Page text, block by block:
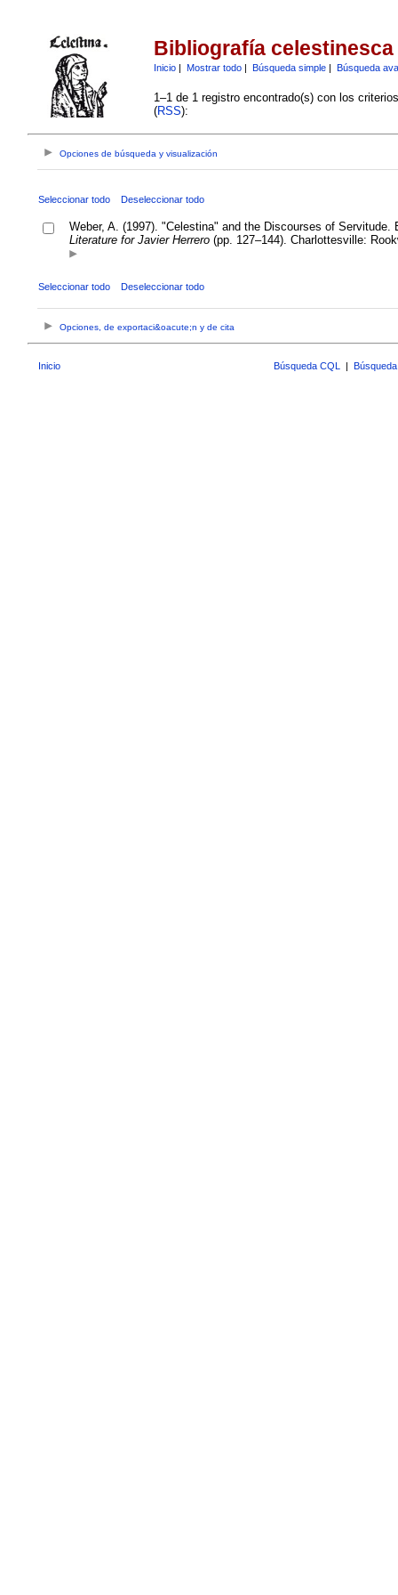
Bibliografía celestinesca
Inicio| Mostrar todo| Búsqueda simple| Búsqueda
1–1 de 1 registro encontrado(s) con los
(RSS):
Opciones de búsqueda y visualización
Seleccionar todo Deseleccionar todo
Weber, A. (1997). "Celestina" and the Discourses of
Literature for Javier Herrero(pp. 127–144). Charlottesville:
Seleccionar todo Deseleccionar todo
Opciones, de exportaci&oacute;n y de cita
Inicio Búsqueda CQL |